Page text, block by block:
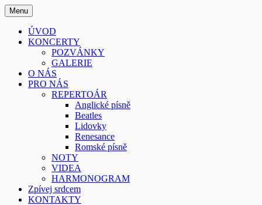
Skip
to
content
Sborissimo
Smíšený pěvecký sbor z Písku
Menu
ÚVOD
KONCERTY
POZVÁNKY
GALERIE
O NÁS
PRO NÁS
REPERTOÁR
Anglické písně
Beatles
Lidovky
Renesance
Romské písně
NOTY
VIDEA
HARMONOGRAM
Zpívej srdcem
KONTAKTY